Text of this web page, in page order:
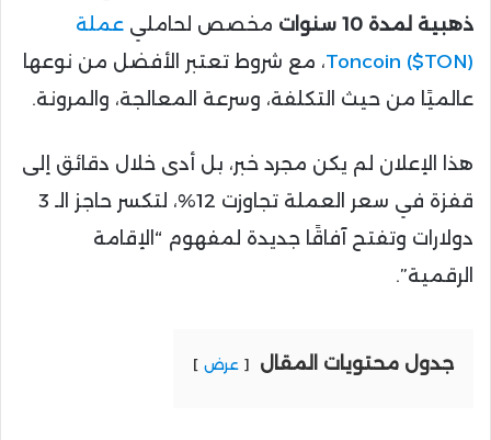
ذهبية لمدة 10 سنوات
مخصص لحاملي عملة
Toncoin ($TON)، مع شروط تعتبر الأفضل من نوعها
عالميًا من حيث التكلفة، وسرعة المعالجة، والمرونة.
هذا الإعلان لم يكن مجرد خبر، بل أدى خلال دقائق إلى
قفزة في سعر العملة تجاوزت 12%، لتكسر حاجز الـ 3
دولارات وتفتح آفاقًا جديدة لمفهوم “الإقامة
الرقمية”.
جدول محتويات المقال عرض